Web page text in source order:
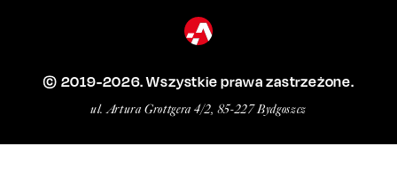
© 2019-2026. Wszystkie prawa zastrzeżone.
ul. Artura Grottgera 4/2, 85-227 Bydgoszcz